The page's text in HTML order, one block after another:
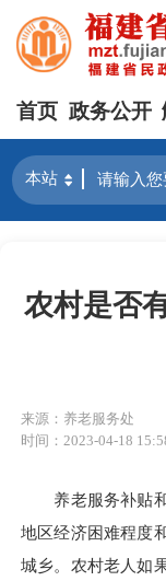
首页 政务公开
农村是否
来源：养老服务处
时间：2023-04-18
养老服务补贴和
地区经济困难程度
城乡。农村老人如